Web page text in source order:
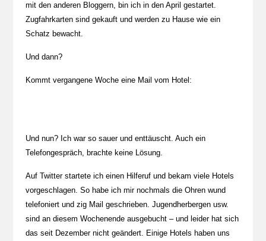
mit den anderen Bloggern, bin ich in den April gestartet.
Zugfahrkarten sind gekauft und werden zu Hause wie ein
Schatz bewacht.
Und dann?
Kommt vergangene Woche eine Mail vom Hotel:
Und nun? Ich war so sauer und enttäuscht. Auch ein
Telefongespräch, brachte keine Lösung.
Auf Twitter startete ich einen Hilferuf und bekam viele Hotels
vorgeschlagen. So habe ich mir nochmals die Ohren wund
telefoniert und zig Mail geschrieben. Jugendherbergen usw.
sind an diesem Wochenende ausgebucht – und leider hat sich
das seit Dezember nicht geändert. Einige Hotels haben uns